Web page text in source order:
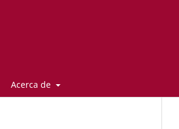
Acerca de